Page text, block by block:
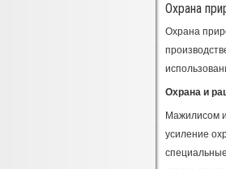
Охрана
Охрана
Охрана и
Мажилисом
усиление